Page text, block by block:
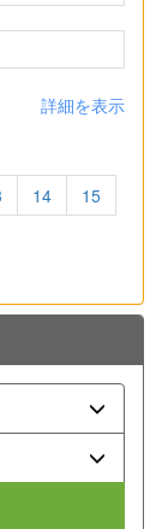
詳細を表示
14
15